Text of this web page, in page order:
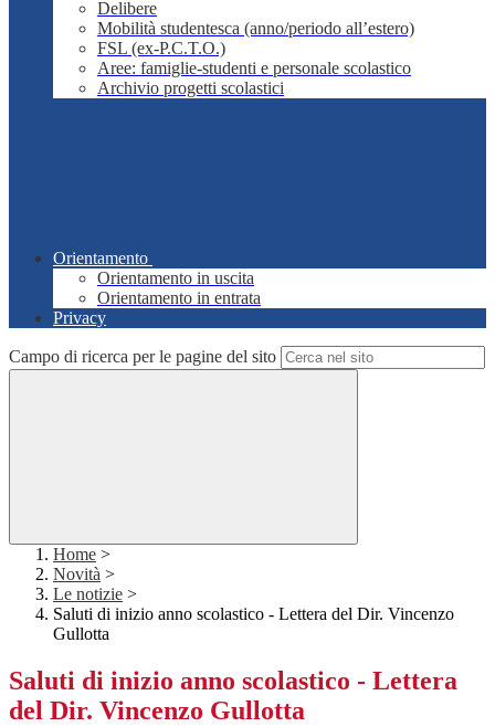
Delibere
Mobilità studentesca (anno/periodo all’estero)
FSL (ex-P.C.T.O.)
Aree: famiglie-studenti e personale scolastico
Archivio progetti scolastici
Orientamento
Orientamento in uscita
Orientamento in entrata
Privacy
Campo di ricerca per le pagine del sito
Home >
Novità >
Le notizie >
Saluti di inizio anno scolastico - Lettera del Dir. Vincenzo
Gullotta
Saluti di inizio anno scolastico - Lettera
del Dir. Vincenzo Gullotta